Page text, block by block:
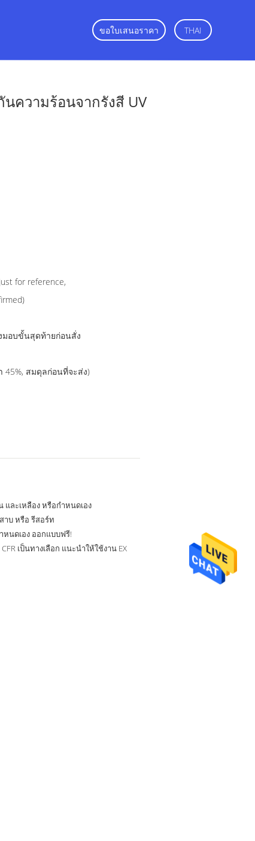
ขอใบเสนอราคา THAI
ความร้อนจากรังสี UV
for reference,
มอบขั้นสุดท้ายก่อนสั่ง
45%, สมดุลก่อนที่จะส่ง)
และเหลือง หรือกำหนดเอง
าบ หรือ รีสอร์ท
นดเอง ออกแบบฟรี!
CFR เป็นทางเลือก แนะนำให้ใช้งาน EX